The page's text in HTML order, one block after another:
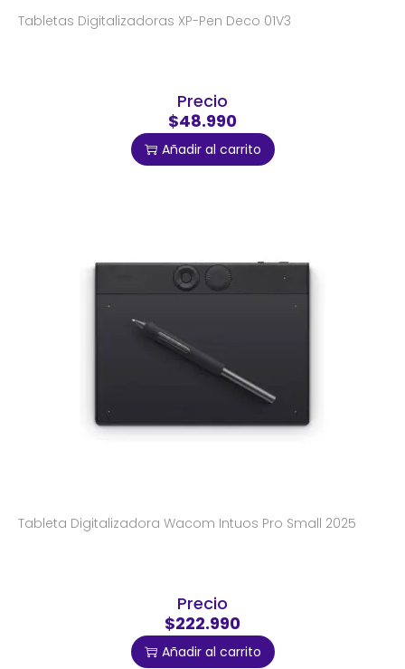
Tabletas Digitalizadoras XP-Pen Deco 01V3
Precio
$48.990
Añadir al carrito
Tableta Digitalizadora Wacom Intuos Pro Small 2025
Precio
$222.990
Añadir al carrito